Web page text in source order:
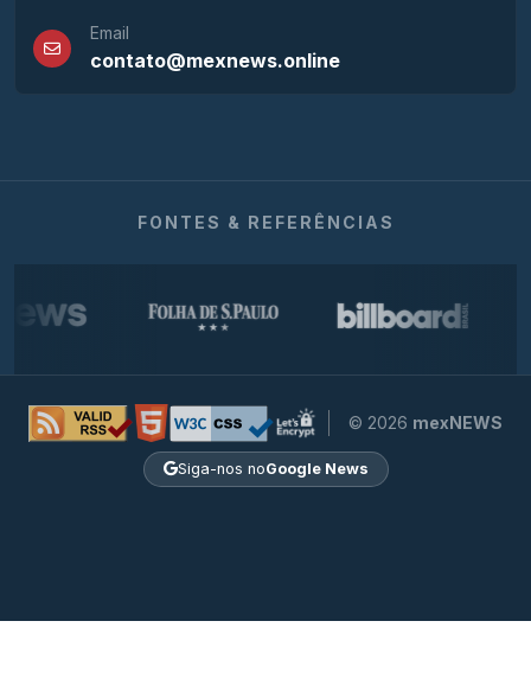
Email
contato@mexnews.online
FONTES & REFERÊNCIAS
© 2026 mexNEWS
Siga-nos noGoogle News